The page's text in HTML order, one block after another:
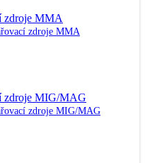
zdroje MMA
zdroje MMA
zdroje MIG/MAG
zdroje MIG/MAG